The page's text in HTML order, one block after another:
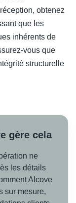
obtenez
que les
inhérents de
vous que
structurelle
gère cela
ne
les détails
Alcove
sur mesure,